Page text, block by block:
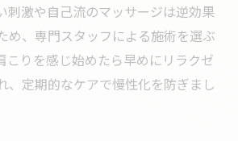
刺激や自己流のマッサージは逆効果
め、専門スタッフによる施術を選ぶ
こりを感じ始めたら早めにリラクゼ
、定期的なケアで慢性化を防ぎまし